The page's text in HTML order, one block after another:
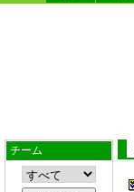
チーム